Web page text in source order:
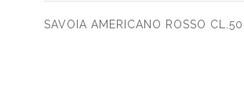
SAVOIA AMERICANO ROSSO CL.50